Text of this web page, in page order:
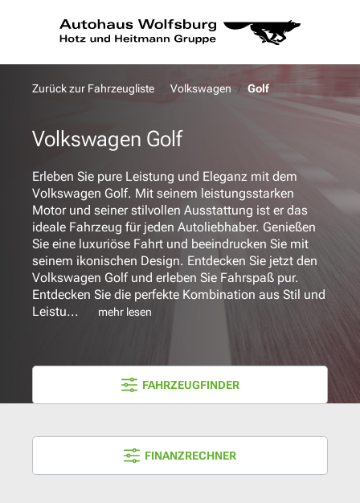
springen
Zurück zur Fahrzeugliste Volkswagen Golf
Volkswagen Golf
Erleben Sie pure Leistung und Eleganz mit dem
Volkswagen Golf. Mit seinem leistungsstarken
Motor und seiner stilvollen Ausstattung ist er das
ideale Fahrzeug für jeden Autoliebhaber. Genießen
Sie eine luxuriöse Fahrt und beeindrucken Sie mit
seinem ikonischen Design. Entdecken Sie jetzt den
Volkswagen Golf und erleben Sie Fahrspaß pur.
Entdecken Sie die perfekte Kombination aus Stil und
Leistu...
mehr lesen
FAHRZEUGFINDER
FINANZRECHNER